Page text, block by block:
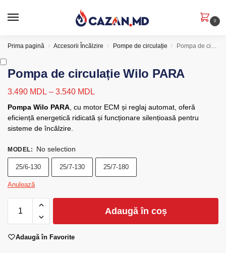
0
Prima pagină / Accesorii Încălzire / Pompe de circulație / Pompa de circulație Wilo PARA
Pompa de circulație Wilo PARA
3.490 MDL – 3.540 MDL
Pompa Wilo PARA , cu motor ECM și reglaj automat, oferă
eficiență energetică ridicată și funcționare silențioasă pentru
sisteme de încălzire.
MODEL: No selection
25/6-130 25/7-130 25/7-180
Anulează
Adaugă în coș
Adaugă în Favorite